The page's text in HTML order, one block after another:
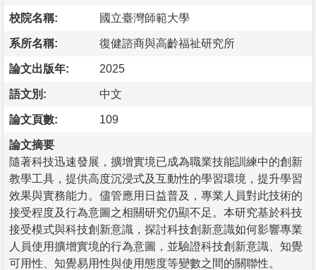
校院名稱: 國立臺灣師範大學
系所名稱: 復健諮商與高齡福祉研究所
論文出版年: 2025
語文別: 中文
論文頁數: 109
論文摘要
隨著科技迅速發展，擴增實境已成為職業技能訓練中的創新
教學工具，提供高度沉浸式及互動性的學習環境，提升學習
效果與實務能力。儘管應用日益普及，專業人員對此技術的
接受程度及行為意圖之相關研究仍顯不足。本研究基於科技
接受模式與科技創新意識，探討科技創新意識如何影響專業
人員使用擴增實境的行為意圖，並驗證科技創新意識、知覺
可用性、知覺易用性與使用態度等變數之間的關聯性。